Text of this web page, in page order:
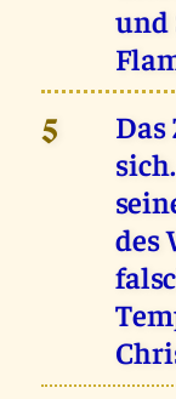
und
5
Das
des